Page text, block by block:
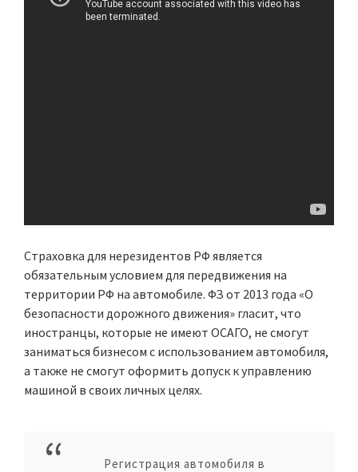
Страховка для нерезидентов РФ является
обязательным условием для передвижения на
территории РФ на автомобиле. ФЗ от 2013 года «О
безопасности дорожного движения» гласит, что
иностранцы, которые не имеют ОСАГО, не смогут
заниматься бизнесом с использованием автомобиля,
а также не смогут оформить допуск к управлению
машиной в своих личных целях.
Регистрация автомобиля в